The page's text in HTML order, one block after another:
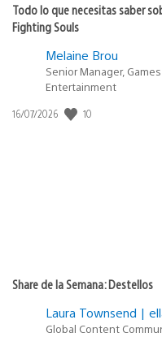
Todo lo que necesitas saber
Fighting Souls
Melaine Brou
Senior Manager,
Entertainment
Fecha
16/07/2026 10
Share de la Semana: Destellos
Laura Townsend |
Global Content